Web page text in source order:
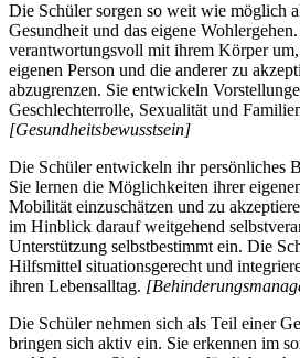
Die Schüler sorgen so weit wie möglich
Gesundheit und das eigene
verantwortungsvoll mit ihrem Körper
eigenen Person und die anderer zu
abzugrenzen. Sie entwickeln
Geschlechterrolle, Sexualität und
[Gesundheitsbewusstsein]
Die Schüler entwickeln ihr persönliches
Sie lernen die Möglichkeiten ihrer
Mobilität einzuschätzen und zu
im Hinblick darauf weitgehend
Unterstützung selbstbestimmt ein. Die
Hilfsmittel situationsgerecht und
ihren Lebensalltag.
Die Schüler nehmen sich als Teil einer
bringen sich aktiv ein. Sie erkennen im